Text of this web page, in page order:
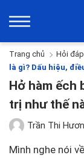
Trang chủ Hỏi đáp
là gì? Dấu hiệu,
Hở hàm ếch
trị như thế
Trần Thi
Mình nghe nói